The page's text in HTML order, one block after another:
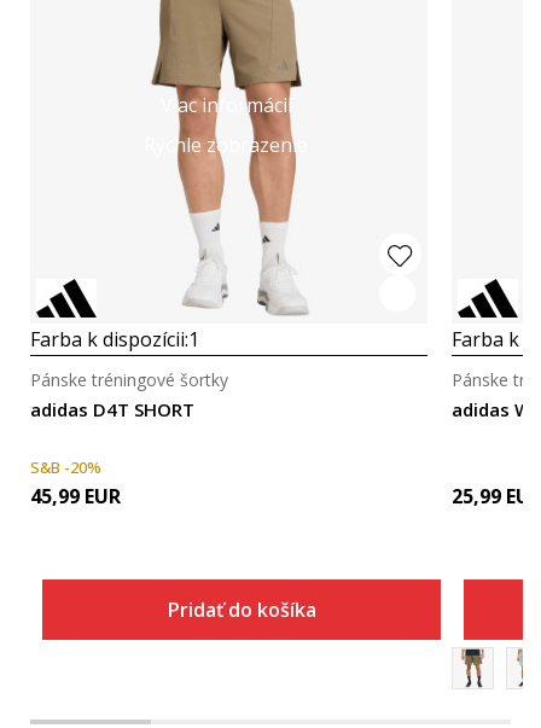
Viac informácií
Rýchle zobrazenie
Farba k dispozícii:1
adidas D4T SHORT
Pánske tréningové šortky
S&B -20%
45,99 EUR
Pridať do košíka
Farba k
adidas
Pánske
25,99 EUR